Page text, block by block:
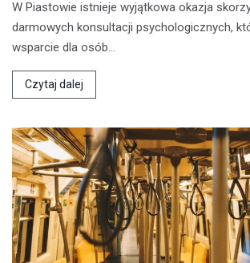
W Piastowie istnieje wyjątkowa okazja
darmowych konsultacji psychologicznych,
wsparcie dla osób…
Czytaj dalej